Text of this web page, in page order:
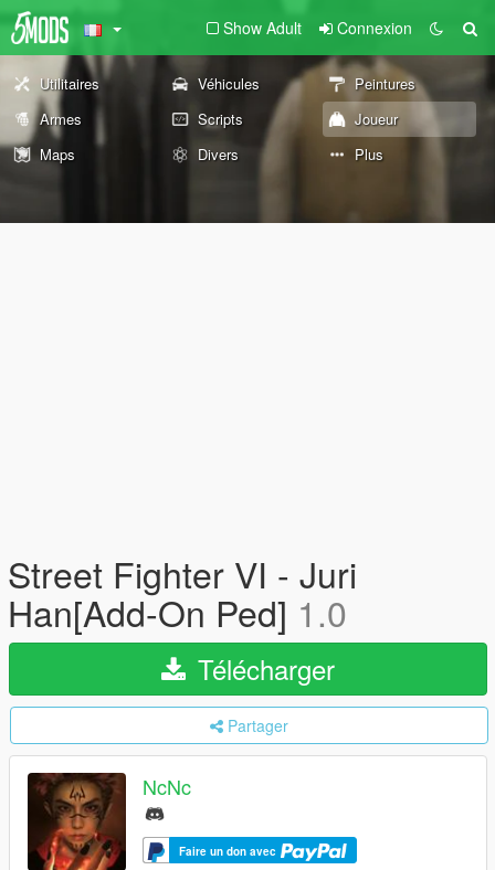
Show Adult Connexion
Utilitaires Véhicules
Peintures
Armes
Scripts
Joueur
Maps
Divers Plus
Street Fighter VI - Juri
Han[Add-On Ped] 1.0
Télécharger
Partager
NcNc
Faire un don avec